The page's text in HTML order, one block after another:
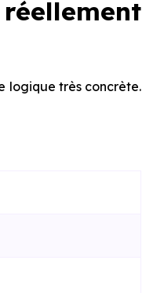
logique très concrète.